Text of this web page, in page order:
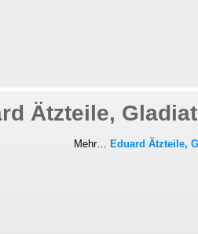
Ätzteile,
Mehr… Eduard Ätzteile,